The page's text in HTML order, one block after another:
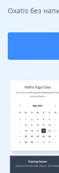
Oxatis без